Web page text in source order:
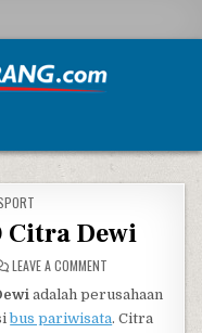
Citra Dewi
LEAVE A COMMENTON BUS
adalah perusahaan
bus pariwisata. Citra